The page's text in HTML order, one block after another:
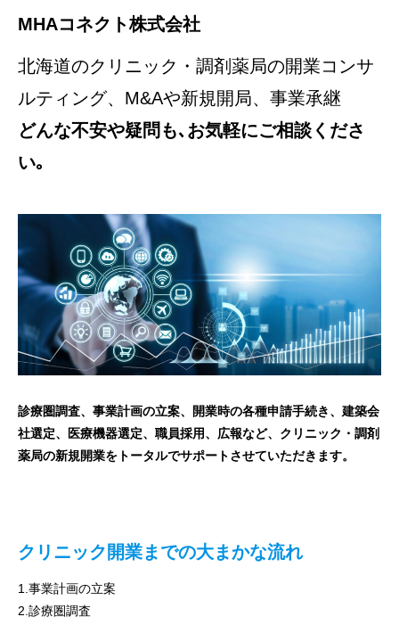
MHAコネクト株式会社
北海道のクリニック・調剤薬局の開業コンサ
ルティング、M&Aや新規開局、事業承継
どんな不安や疑問も､お気軽にご相談くださ
い｡
診療圏調査、事業計画の立案、開業時の各種申請手続き、建築会
社選定、医療機器選定、職員採用、広報など、クリニック・調剤
薬局の新規開業をトータルでサポートさせていただきます。
クリニック開業までの大まかな流れ
1.事業計画の立案
2.診療圏調査